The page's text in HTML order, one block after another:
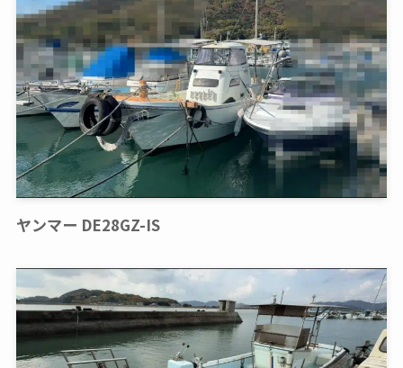
ヤンマー DE28GZ-IS